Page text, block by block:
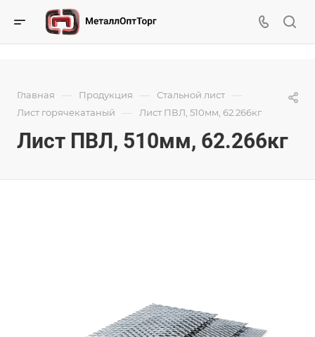
Главная — Продукция — Стальной лист —
Лист горячекатаный — Лист ПВЛ, 510мм, 62.266кг
Лист ПВЛ, 510мм, 62.266кг